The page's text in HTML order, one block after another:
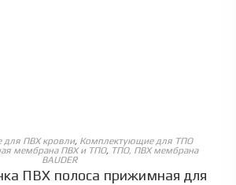
ОБЕРІТЬ ОПЦІЇ
ПВХ кровли, Комплектующие для ТПО
мембрана ПВХ и ТПО, ТПО, ПВХ мембрана
BAUDER
ПВХ полоса прижимная для